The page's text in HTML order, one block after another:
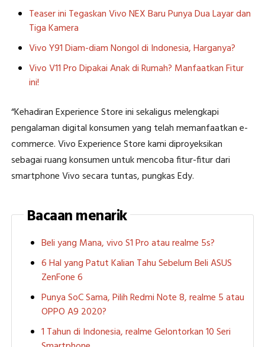
Teaser ini Tegaskan Vivo NEX Baru Punya Dua Layar dan
Tiga Kamera
Vivo Y91 Diam-diam Nongol di Indonesia, Harganya?
Vivo V11 Pro Dipakai Anak di Rumah? Manfaatkan Fitur
ini!
“Kehadiran Experience Store ini sekaligus melengkapi
pengalaman digital konsumen yang telah memanfaatkan e-
commerce. Vivo Experience Store kami diproyeksikan
sebagai ruang konsumen untuk mencoba fitur-fitur dari
smartphone Vivo secara tuntas, pungkas Edy.
Bacaan menarik
Beli yang Mana, vivo S1 Pro atau realme 5s?
6 Hal yang Patut Kalian Tahu Sebelum Beli ASUS
ZenFone 6
Punya SoC Sama, Pilih Redmi Note 8, realme 5 atau
OPPO A9 2020?
1 Tahun di Indonesia, realme Gelontorkan 10 Seri